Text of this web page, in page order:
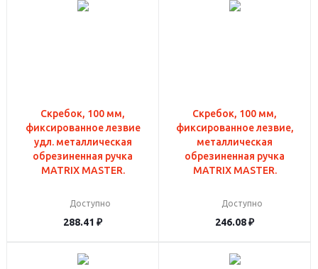
Скребок, 100 мм,
фиксированное лезвие
удл. металлическая
обрезиненная ручка
MATRIX MASTER.
Доступно
288.41 ₽
Скребок, 100 мм,
фиксированное лезвие,
металлическая
обрезиненная ручка
MATRIX MASTER.
Доступно
246.08₽